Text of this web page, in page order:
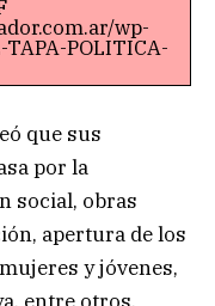
wp-
POLITICA-
que sus
por la
social, obras
apertura de los
y jóvenes,